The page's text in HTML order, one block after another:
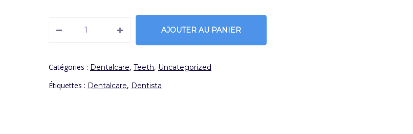
AJOUTER AU PANIER
Catégories : Dentalcare, Teeth, Uncategorized
Étiquettes : Dentalcare, Dentista